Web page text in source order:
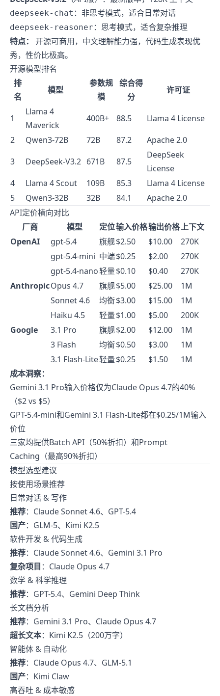
deepseek-chat ：非思考模式，适合日常对话
deepseek-reasoner ：思考模式，适合复杂推理
特点：
开源可商用，中文理解能力强，代码生成表现优
秀，性价比极高。
开源模型排名
排
名
模型
参数规
模
综合得
分
许可证
1
Llama 4
Maverick
400B+ 88.5
Llama 4 License
2
Qwen3-72B 72B 87.2
Apache 2.0
3
DeepSeek-V3.2 671B 87.5
DeepSeek
License
4
Llama 4 Scout 109B 85.3
Llama 4 License
5
Qwen3-32B 32B 84.1
Apache 2.0
API定价横向对比
厂商
模型 定位输入价格输出价格上下文
OpenAI
gpt-5.4 旗舰$2.50 $10.00
270K
gpt-5.4-mini 中端$0.25 $2.00
270K
gpt-5.4-nano轻量$0.10 $0.40
270K
AnthropicOpus 4.7 旗舰$5.00 $25.00
1M
Sonnet 4.6
均衡$3.00 $15.00
1M
Haiku 4.5
轻量$1.00 $5.00
200K
Google
3.1 Pro 旗舰$2.00 $12.00
1M
3 Flash
均衡$0.50 $3.00
1M
3.1 Flash-Lite轻量$0.25 $1.50
1M
成本洞察：
Gemini 3.1 Pro输入价格仅为Claude Opus 4.7的40%
（$2 vs $5）
GPT-5.4-mini和Gemini 3.1 Flash-Lite都在$0.25/1M输入
价位
三家均提供Batch API（50%折扣）和Prompt
Caching（最高90%折扣）
模型选型建议
按使用场景推荐
日常对话 & 写作
推荐：Claude Sonnet 4.6、GPT-5.4
国产：GLM-5、Kimi K2.5
软件开发 & 代码生成
推荐：Claude Sonnet 4.6、Gemini 3.1 Pro
复杂项目 ：Claude Opus 4.7
数学 & 科学推理
推荐：GPT-5.4、Gemini Deep Think
长文档分析
推荐：Gemini 3.1 Pro、Claude Opus 4.7
超长文本：Kimi K2.5（200万字）
智能体 & 自动化
推荐：Claude Opus 4.7、GLM-5.1
国产：Kimi Claw
高吞吐 & 成本敏感